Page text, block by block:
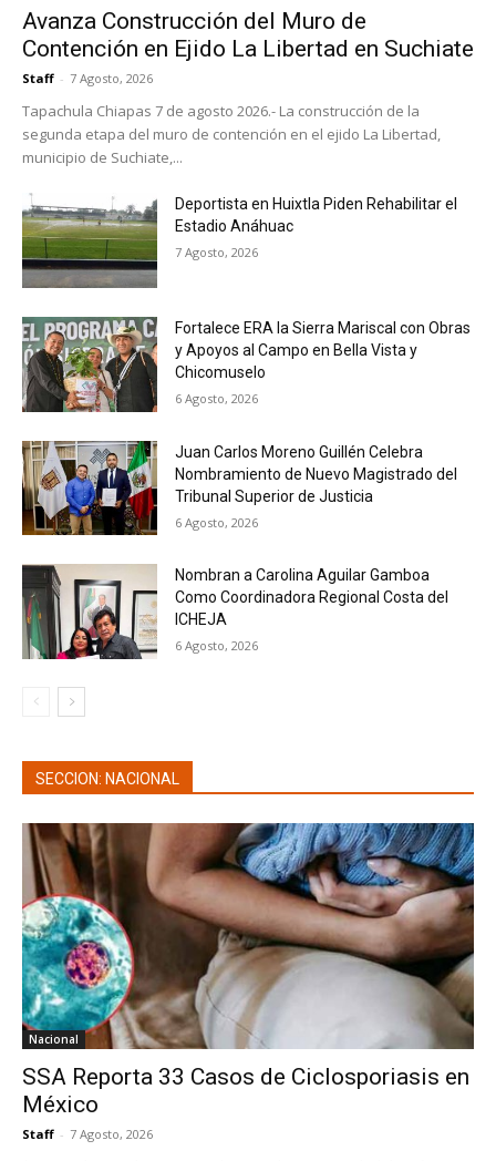
Avanza Construcción del Muro de
Contención en Ejido La Libertad en Suchiate
Staff - 7 Agosto, 2026
Tapachula Chiapas 7 de agosto 2026.- La construcción de la
segunda etapa del muro de contención en el ejido La Libertad,
municipio de Suchiate,...
Deportista en Huixtla Piden Rehabilitar el
Estadio Anáhuac
7 Agosto, 2026
Fortalece ERA la Sierra Mariscal con Obras
y Apoyos al Campo en Bella Vista y
Chicomuselo
6 Agosto, 2026
Juan Carlos Moreno Guillén Celebra
Nombramiento de Nuevo Magistrado del
Tribunal Superior de Justicia
6 Agosto, 2026
Nombran a Carolina Aguilar Gamboa
Como Coordinadora Regional Costa del
ICHEJA
6 Agosto, 2026
SECCION: NACIONAL
Nacional
SSA Reporta 33 Casos de Ciclosporiasis en
México
Staff - 7 Agosto, 2026